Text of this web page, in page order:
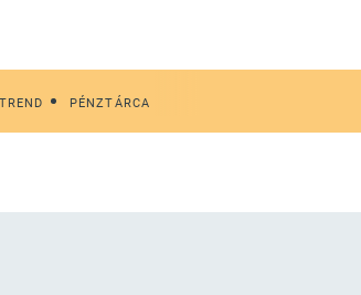
TREND PÉNZTÁRCA